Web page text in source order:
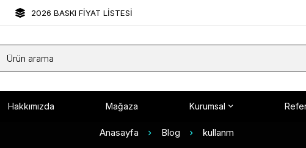
2026 BASKI FİYAT LİSTESİ
Hakkımızda Mağaza Kurumsal
Anasayfa Blog kullanm